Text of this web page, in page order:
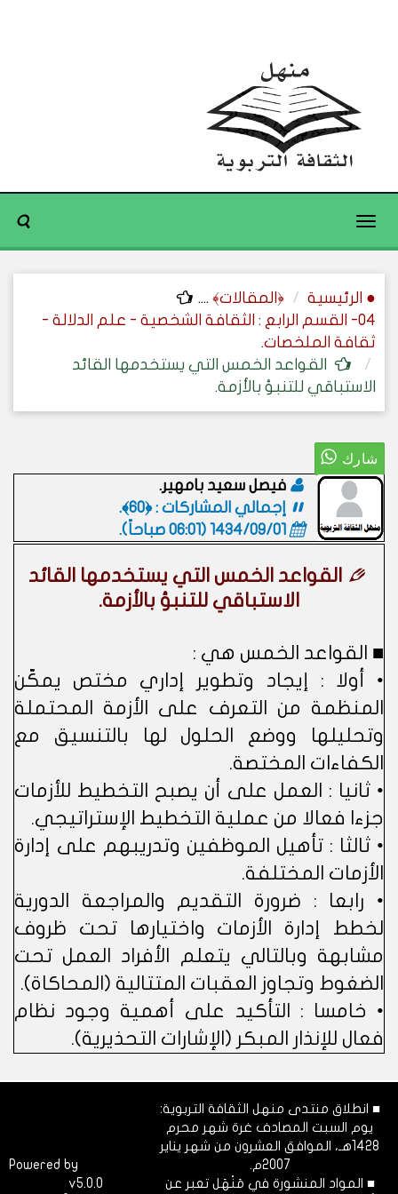
Toggle
● الرئيسية ﴿المقالات﴾ ....
04- القسم الرابع : الثقافة الشخصية - علم الدلالة -
ثقافة الملخصات.
القواعد الخمس التي يستخدمها القائد
الاستباقي للتنبؤ بالأزمة.
فيصل سعيد بامهير.
إجمالي المشاركات : ﴿60﴾.
1434/09/01 (06:01 صباحاً)
.
القواعد الخمس التي يستخدمها القائد
الاستباقي للتنبؤ بالأزمة.
■ القواعد الخمس هي :
• أولا : إيجاد وتطوير إداري مختص يمكّن
المنظمة من التعرف على الأزمة المحتملة
وتحليلها ووضع الحلول لها بالتنسيق مع
الكفاءات المختصة.
• ثانيا : العمل على أن يصبح التخطيط للأزمات
جزءا فعالا من عملية التخطيط الإستراتيجي.
• ثالثا : تأهيل الموظفين وتدريبهم على إدارة
الأزمات المختلفة.
• رابعا : ضرورة التقديم والمراجعة الدورية
لخطط إدارة الأزمات واختيارها تحت ظروف
مشابهة وبالتالي يتعلم الأفراد العمل تحت
الضغوط وتجاوز العقبات المتتالية (المحاكاة).
• خامسا : التأكيد على أهمية وجود نظام
فعال للإنذار المبكر (الإشارات التحذيرية).
■ انطلاق منتدى منهل الثقافة التربوية:
يوم السبت المصادف غرة شهر محرم
1428هـ، الموافق العشرون من شهر يناير
2007م.
■ المواد المنشورة في مَنْهَل تعبر عن
Powered by
v5.0.0